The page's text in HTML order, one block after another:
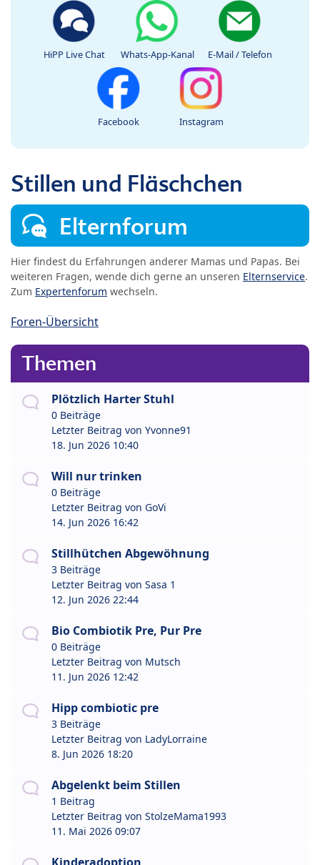
HiPP Live Chat Whats-App-Kanal E-Mail / Telefon
Facebook Instagram
Stillen und Fläschchen
Elternforum
Hier findest du Erfahrungen anderer Mamas und Papas. Bei
weiteren Fragen, wende dich gerne an unseren Elternservice.
Zum Expertenforum wechseln.
Foren-Übersicht
Themen
Plötzlich Harter Stuhl
0 Beiträge
Letzter Beitrag von Yvonne91
18. Jun 2026 10:40
Will nur trinken
0 Beiträge
Letzter Beitrag von GoVi
14. Jun 2026 16:42
Stillhütchen Abgewöhnung
3 Beiträge
Letzter Beitrag von Sasa 1
12. Jun 2026 22:44
Bio Combiotik Pre, Pur Pre
0 Beiträge
Letzter Beitrag von Mutsch
11. Jun 2026 12:42
Hipp combiotic pre
3 Beiträge
Letzter Beitrag von LadyLorraine
8. Jun 2026 18:20
Abgelenkt beim Stillen
1 Beitrag
Letzter Beitrag von StolzeMama1993
11. Mai 2026 09:07